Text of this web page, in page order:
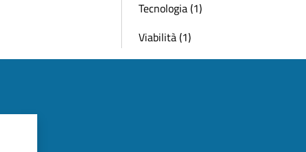
Tecnologia (1)
Viabilità (1)